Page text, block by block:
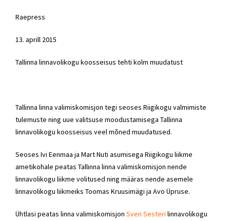
Raepress
13. aprill 2015
Tallinna linnavolikogu koosseisus tehti kolm muudatust
Tallinna linna valimiskomisjon tegi seoses Riigikogu valmimiste
tulemuste ning uue valitsuse moodustamisega Tallinna
linnavolikogu koosseisus veel mõned muudatused.
Seoses Ivi Eenmaa ja Mart Nuti asumisega Riigikogu liikme
ametikohale peatas Tallinna linna valimiskomisjon nende
linnavolikogu liikme volitused ning määras nende asemele
linnavolikogu liikmeiks Toomas Kruusimägi ja Avo Üpruse.
Ühtlasi peatas linna valimiskomisjon Sven Sesteri linnavolikogu